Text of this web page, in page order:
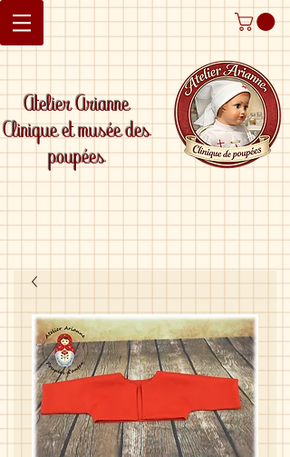
Atelier Arianne
Clinique et musée des
poupées